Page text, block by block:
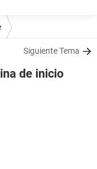
Siguiente Tema
de inicio